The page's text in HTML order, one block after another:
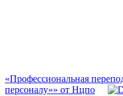
«Профессиональная
персоналу»» от Нцпо